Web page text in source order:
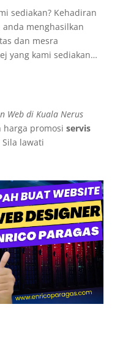
sediakan? Kehadiran
menghasilkan
dan mesra
yang kami sediakan…
Web di Kuala Nerus
harga promosi servis
lawati